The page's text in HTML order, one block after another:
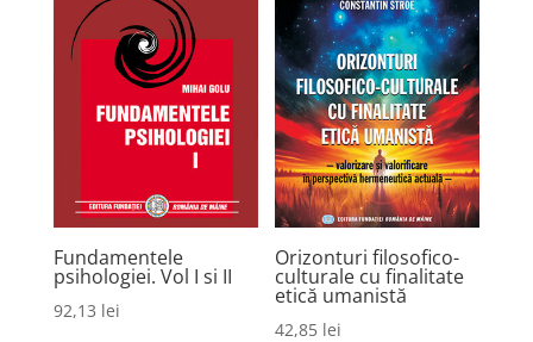
Fundamentele
psihologiei. Vol I si II
92,13 lei
Orizonturi filosofico-
culturale cu finalitate
etică umanistă
42,85 lei